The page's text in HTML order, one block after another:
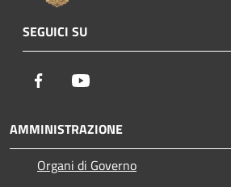
SEGUICI SU
Facebook
AMMINISTRAZIONE
Organi di Governo